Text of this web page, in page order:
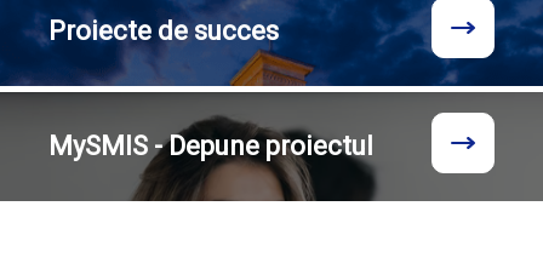
Proiecte de succes
MySMIS - Depune proiectul